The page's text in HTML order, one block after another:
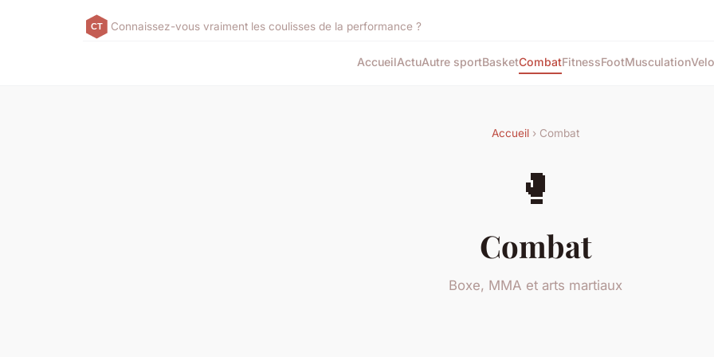
Connaissez-vous vraiment les coulisses de la performance ?
AccueilActuAutre sportBasketCombatFitnessFootMusculationVelo
Accueil › Combat
🥊
Combat
Boxe, MMA et arts martiaux